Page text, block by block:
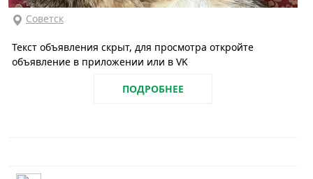
Советск
Текст объявления скрыт, для просмотра откройте
объявление в приложении или в VK
ПОДРОБНЕЕ